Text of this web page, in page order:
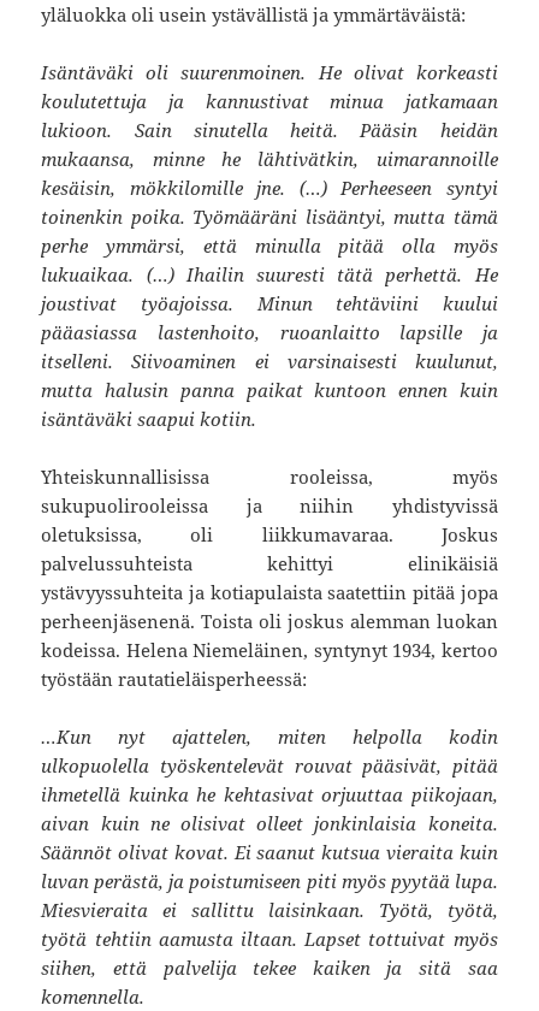
yläluokka oli usein ystävällistä ja ymmärtäväistä:
Isäntäväki oli suurenmoinen. He olivat korkeasti
koulutettuja ja kannustivat minua jatkamaan
lukioon. Sain sinutella heitä. Pääsin heidän
mukaansa, minne he lähtivätkin, uimarannoille
kesäisin, mökkilomille jne. (…) Perheeseen syntyi
toinenkin poika. Työmääräni lisääntyi, mutta tämä
perhe ymmärsi, että minulla pitää olla myös
lukuaikaa. (…) Ihailin suuresti tätä perhettä. He
joustivat työajoissa. Minun tehtäviini kuului
pääasiassa lastenhoito, ruoanlaitto lapsille ja
itselleni. Siivoaminen ei varsinaisesti kuulunut,
mutta halusin panna paikat kuntoon ennen kuin
isäntäväki saapui kotiin.
Yhteiskunnallisissa rooleissa, myös
sukupuolirooleissa ja niihin yhdistyvissä
oletuksissa, oli liikkumavaraa. Joskus
palvelussuhteista kehittyi elinikäisiä
ystävyyssuhteita ja kotiapulaista saatettiin pitää jopa
perheenjäsenenä. Toista oli joskus alemman luokan
kodeissa. Helena Niemeläinen, syntynyt 1934, kertoo
työstään rautatieläisperheessä:
…Kun nyt ajattelen, miten helpolla kodin
ulkopuolella työskentelevät rouvat pääsivät, pitää
ihmetellä kuinka he kehtasivat orjuuttaa piikojaan,
aivan kuin ne olisivat olleet jonkinlaisia koneita.
Säännöt olivat kovat. Ei saanut kutsua vieraita kuin
luvan perästä, ja poistumiseen piti myös pyytää lupa.
Miesvieraita ei sallittu laisinkaan. Työtä, työtä,
työtä tehtiin aamusta iltaan. Lapset tottuivat myös
siihen, että palvelija tekee kaiken ja sitä saa
komennella.